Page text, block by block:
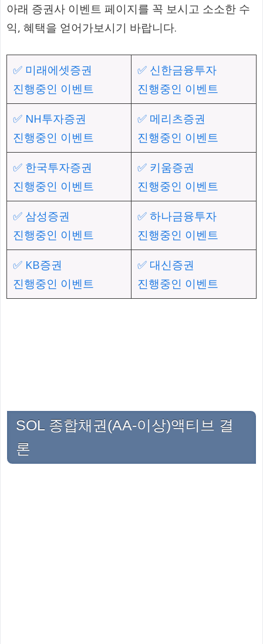
아래 증권사 이벤트 페이지를 꼭 보시고 소소한 수
익, 혜택을 얻어가보시기 바랍니다.
✅ 미래에셋증권
진행중인 이벤트
✅ 신한금융투자
진행중인 이벤트
✅ NH투자증권
진행중인 이벤트
✅ 메리츠증권
진행중인 이벤트
✅ 한국투자증권
진행중인 이벤트
✅ 키움증권
진행중인 이벤트
✅ 삼성증권
진행중인 이벤트
✅ 하나금융투자
진행중인 이벤트
✅ KB증권
진행중인 이벤트
✅ 대신증권
진행중인 이벤트
SOL 종합채권(AA-이상)액티브 결
론